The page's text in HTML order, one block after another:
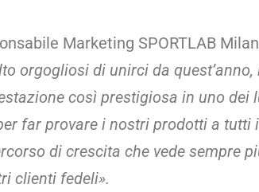
Marketing SPORTLAB
orgogliosi di unirci da
così prestigiosa in uno dei
far provare i nostri prodotti a
di crescita che vede sempre
clienti fedeli».